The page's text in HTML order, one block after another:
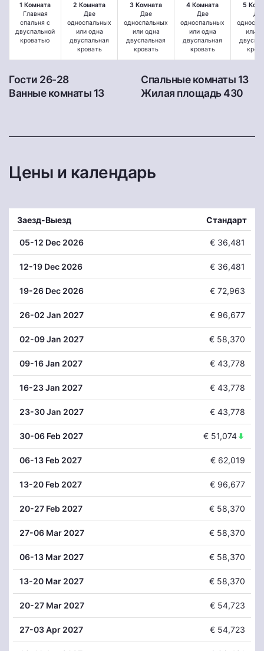
1 Комната
Главная
спальня с
двуспальной
кроватью
2 Комната
Две
односпальных
или одна
двуспальная
кровать
3 Комната
Две
односпальных
или одна
двуспальная
кровать
4 Комната
Две
односпальных
или одна
двуспальная
кровать
5
или
Гости 26-28
Спальные комнаты 13
Ванные комнаты 13
Жилая площадь 430
Цены и календарь
Заезд-Выезд Стандарт
05-12 Dec 2026 € 36,481
12-19 Dec 2026 € 36,481
19-26 Dec 2026 € 72,963
26-02 Jan 2027 € 96,677
02-09 Jan 2027 € 58,370
09-16 Jan 2027 € 43,778
16-23 Jan 2027 € 43,778
23-30 Jan 2027 € 43,778
30-06 Feb 2027 € 51,074
06-13 Feb 2027 € 62,019
13-20 Feb 2027 € 96,677
20-27 Feb 2027 € 58,370
27-06 Mar 2027 € 58,370
06-13 Mar 2027 € 58,370
13-20 Mar 2027 € 58,370
20-27 Mar 2027 € 54,723
27-03 Apr 2027 € 54,723